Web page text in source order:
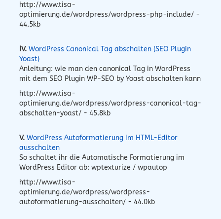
http://www.tisa-
optimierung.de/wordpress/wordpress-php-include/ -
44.5kb
IV. WordPress Canonical Tag abschalten (SEO Plugin
Yoast)
Anleitung: wie man den canonical Tag in WordPress
mit dem SEO Plugin WP-SEO by Yoast abschalten kann
http://www.tisa-
optimierung.de/wordpress/wordpress-canonical-tag-
abschalten-yoast/ - 45.8kb
V. WordPress Autoformatierung im HTML-Editor
ausschalten
So schaltet ihr die Automatische Formatierung im
WordPress Editor ab: wptexturize / wpautop
http://www.tisa-
optimierung.de/wordpress/wordpress-
autoformatierung-ausschalten/ - 44.0kb